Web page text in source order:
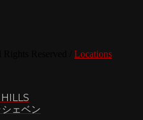
Locations
ェベン